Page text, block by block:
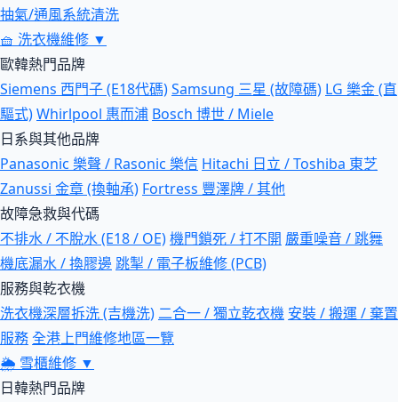
抽氣/通風系統清洗
🧺 洗衣機維修 ▼
歐韓熱門品牌
Siemens 西門子 (E18代碼)Samsung 三星 (故障碼) LG 樂金 (直
驅式)Whirlpool 惠而浦 Bosch 博世 / Miele
日系與其他品牌
Panasonic 樂聲 / Rasonic 樂信 Hitachi 日立 / Toshiba 東芝
Zanussi 金章 (換軸承) Fortress 豐澤牌 / 其他
故障急救與代碼
不排水 / 不脫水 (E18 / OE)機門鎖死 / 打不開 嚴重噪音 / 跳舞
機底漏水 / 換膠邊跳掣 / 電子板維修 (PCB)
服務與乾衣機
洗衣機深層拆洗 (吉機洗) 二合一 / 獨立乾衣機 安裝 / 搬運 / 棄置
服務全港上門維修地區一覽
🌦 雪櫃維修 ▼
日韓熱門品牌